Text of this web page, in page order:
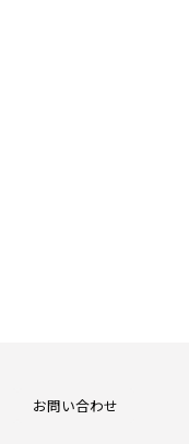
お問い合わせ